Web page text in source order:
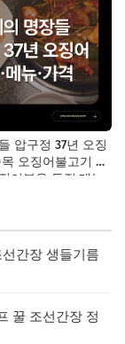
압구정 37년 오징
오징어불고기 오
어볶음 특징·메뉴·
간장 생들기름
꿀 조선간장 정